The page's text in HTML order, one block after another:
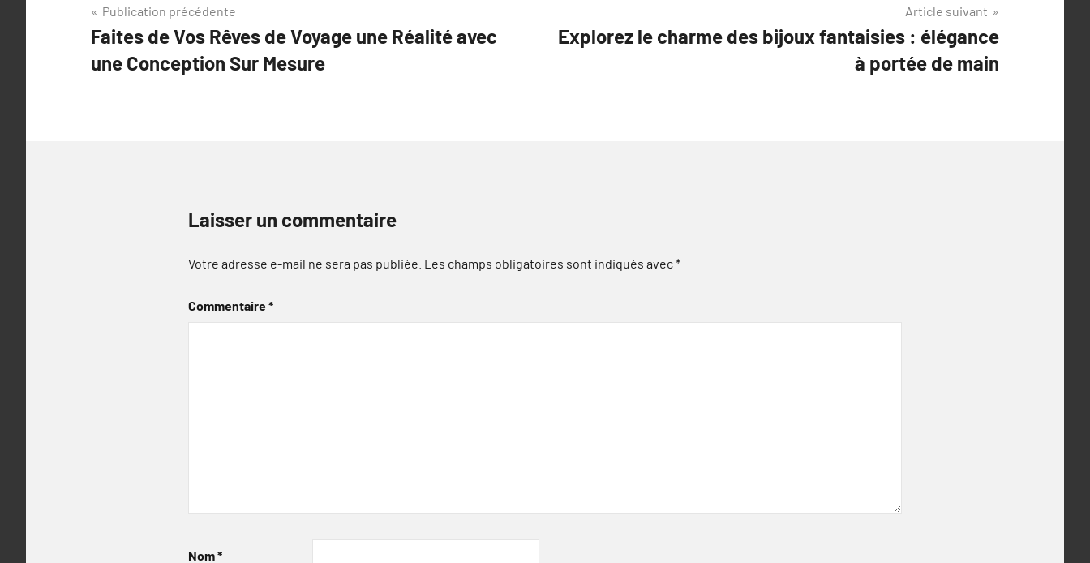
Navigation
de
l’article
Publication précédente
Faites de Vos Rêves de Voyage une Réalité avec
une Conception Sur Mesure
Article suivant
Explorez le charme des bijoux fantaisies : élégance
à portée de main
Laisser un commentaire
Votre adresse e-mail ne sera pas publiée. Les champs obligatoires sont indiqués avec*
Commentaire*
Nom*